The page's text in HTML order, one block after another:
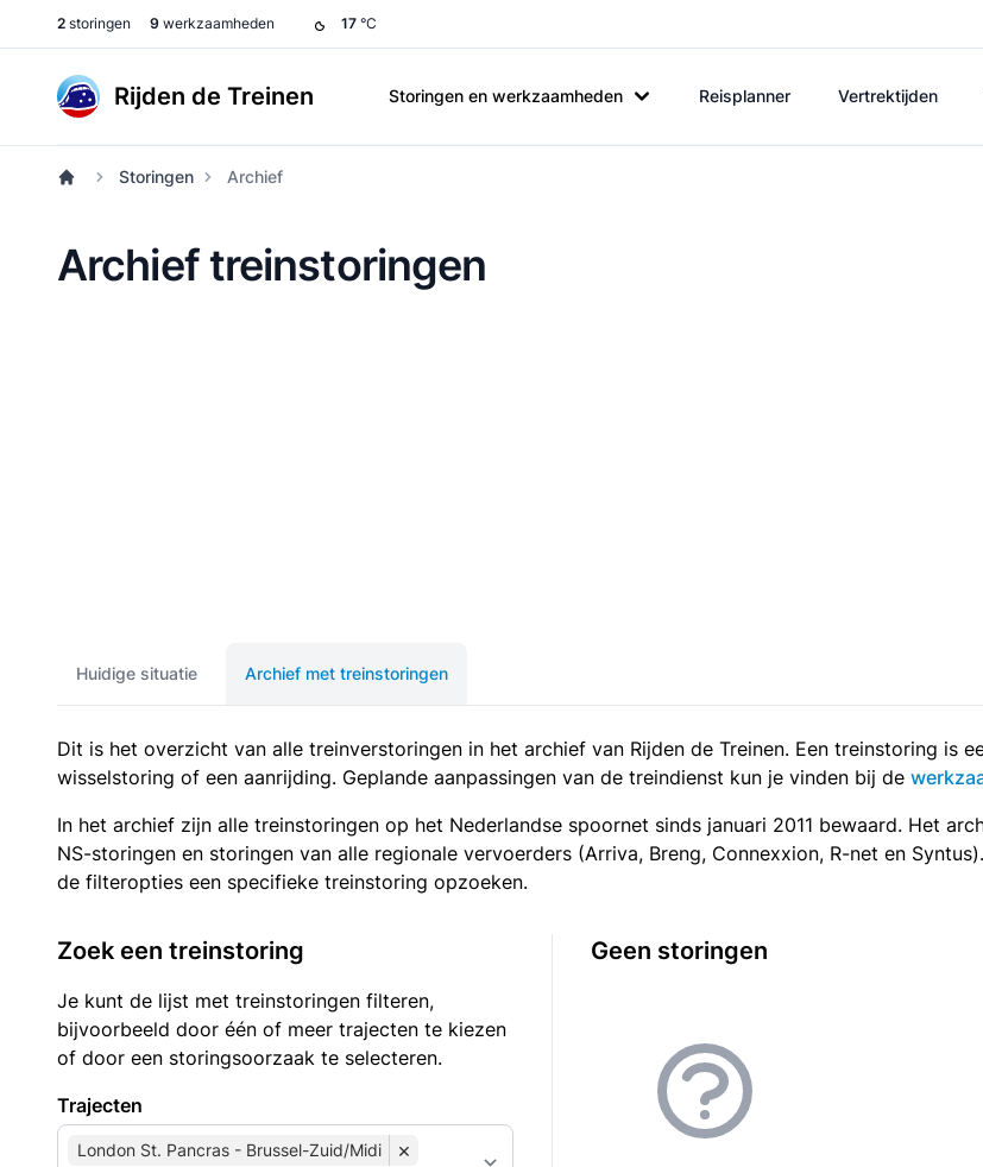
2 storingen 9 werkzaamheden 17 °C
Rijden de Treinen Storingen en werkzaamheden Reisplanner Vertrektijden
Storingen Archief
Archief treinstoringen
Huidige situatie Archief met treinstoringen
Dit is het overzicht van alle treinverstoringen in het archief van Rijden de Treinen. Een treinstoring is
wisselstoring of een aanrijding. Geplande aanpassingen van de treindienst kun je vinden bij de
In het archief zijn alle treinstoringen op het Nederlandse spoornet sinds januari 2011 bewaard. Het
NS-storingen en storingen van alle regionale vervoerders (Arriva, Breng, Connexxion, R-net en
de filteropties een specifieke treinstoring opzoeken.
Zoek een treinstoring
Je kunt de lijst met treinstoringen filteren,
bijvoorbeeld door één of meer trajecten te kiezen
of door een storingsoorzaak te selecteren.
Trajecten
London St. Pancras - Brussel-Zuid/Midi ×
Geen storingen